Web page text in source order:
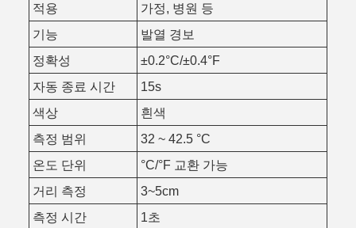
적용
가정, 병원 등
기능
발열 경보
정확성
±0.2°C/±0.4°F
자동 종료 시간
15s
색상
흰색
측정 범위
32 ~ 42.5 °C
온도 단위
°C/°F 교환 가능
거리 측정
3~5cm
측정 시간
1초